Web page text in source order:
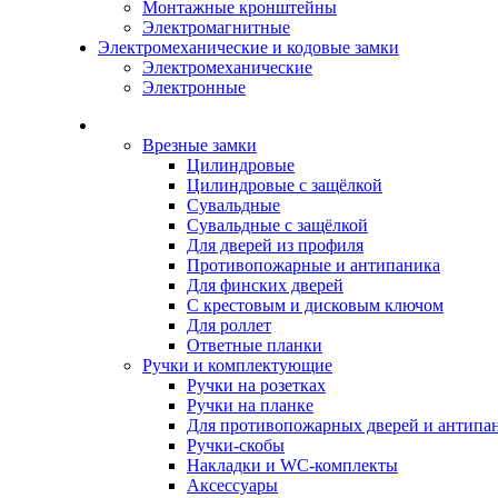
Монтажные кронштейны
Электромагнитные
Электромеханические и кодовые замки
Электромеханические
Электронные
Врезные замки
Цилиндровые
Цилиндровые с защёлкой
Сувальдные
Сувальдные с защёлкой
Для дверей из профиля
Противопожарные и антипаника
Для финских дверей
С крестовым и дисковым ключом
Для роллет
Ответные планки
Ручки и комплектующие
Ручки на розетках
Ручки на планке
Для противопожарных дверей и
Ручки-скобы
Накладки и WC-комплекты
Аксессуары